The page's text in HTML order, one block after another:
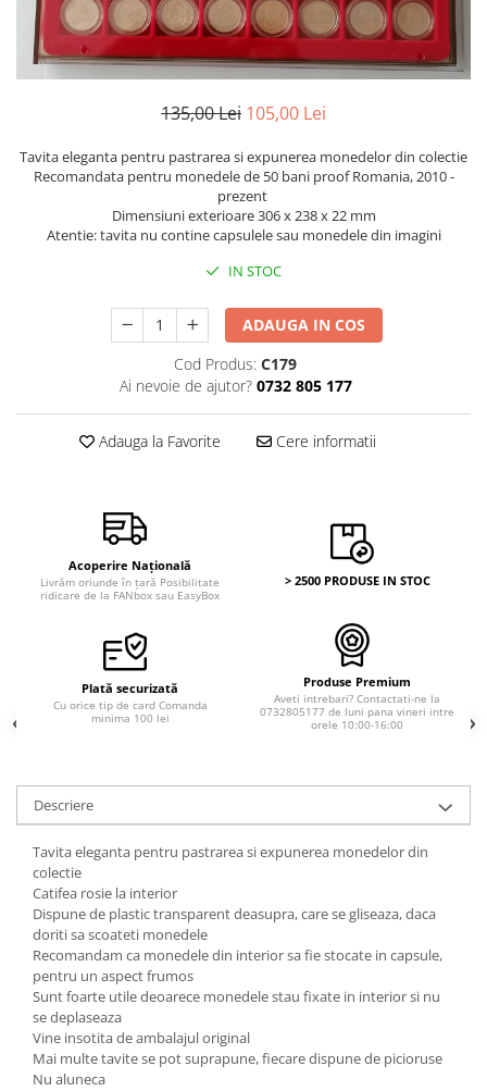
Monede Asia
Monede Australia si Oceania
Monede Euro, Eurocenti
Bancnote Asia
Bancnote Australia si Oceania
Bancnote Europa
135,00 Lei 105,00 Lei
Tavita eleganta pentru pastrarea si expunerea monedelor din colectie
Recomandata pentru monedele de 50 bani proof Romania, 2010 -
prezent
Dimensiuni exterioare 306 x 238 x 22 mm
Atentie: tavita nu contine capsulele sau monedele din imagini
IN STOC
ADAUGA IN COS
Cod Produs: C179
Ai nevoie de ajutor? 0732 805 177
Adauga la Favorite Cere informatii
Acoperire Națională
Livrăm oriunde în țară Posibilitate
ridicare de la FANbox sau EasyBox
> 2500 PRODUSE IN STOC
Plată securizată
Cu orice tip de card Comanda
minima 100 lei
Produse Premium
Aveti intrebari? Contactati-ne la
0732805177 de luni pana vineri intre
orele 10:00-16:00
Descriere
Tavita eleganta pentru pastrarea si expunerea monedelor din
colectie
Catifea rosie la interior
Dispune de plastic transparent deasupra, care se gliseaza, daca
doriti sa scoateti monedele
Recomandam ca monedele din interior sa fie stocate in capsule,
pentru un aspect frumos
Sunt foarte utile deoarece monedele stau fixate in interior si nu
se deplaseaza
Vine insotita de ambalajul original
Mai multe tavite se pot suprapune, fiecare dispune de picioruse
Nu aluneca